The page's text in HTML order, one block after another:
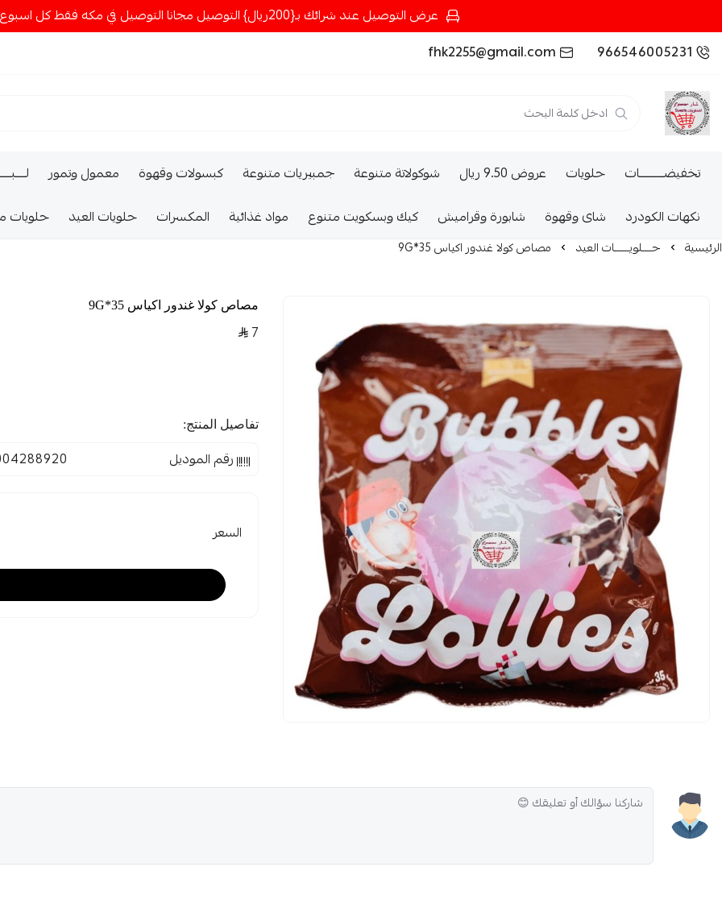
عرض التوصيل عند شرائك بـ{200ريال} التوصيل مجانا التوصيل في مكه فقط كل اسبوع اصناف جديدة
966546005231
fhk2255@gmail.com
تخفيضــــــــــات حلويات عروض 9.50 ريال شوكولاتة متنوعة جمبيريات متنوعة كبسولات وقهوة معمول وتمور
نكهات الكودرد
شاى وقهوة شابورة وقراميش كيك وبسكويت متنوع مواد غذائية المكسرات حلويات العيد حلويات
الرئيسية حــــلويــــــات العيد مصاص كولا غندور اكياس 35*9G
مصاص كولا غندور اكياس 35*9G
7
تفاصيل المنتج:
رقم الموديل
السعر